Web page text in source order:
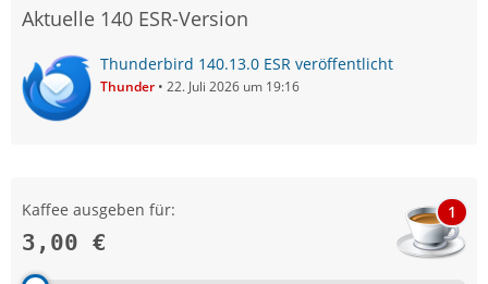
Aktuelle 140 ESR-Version
Thunderbird 140.13.0 ESR veröffentlicht
Thunder 22. Juli 2026 um 19:16
Kaffee ausgeben für:
3,00 €
1